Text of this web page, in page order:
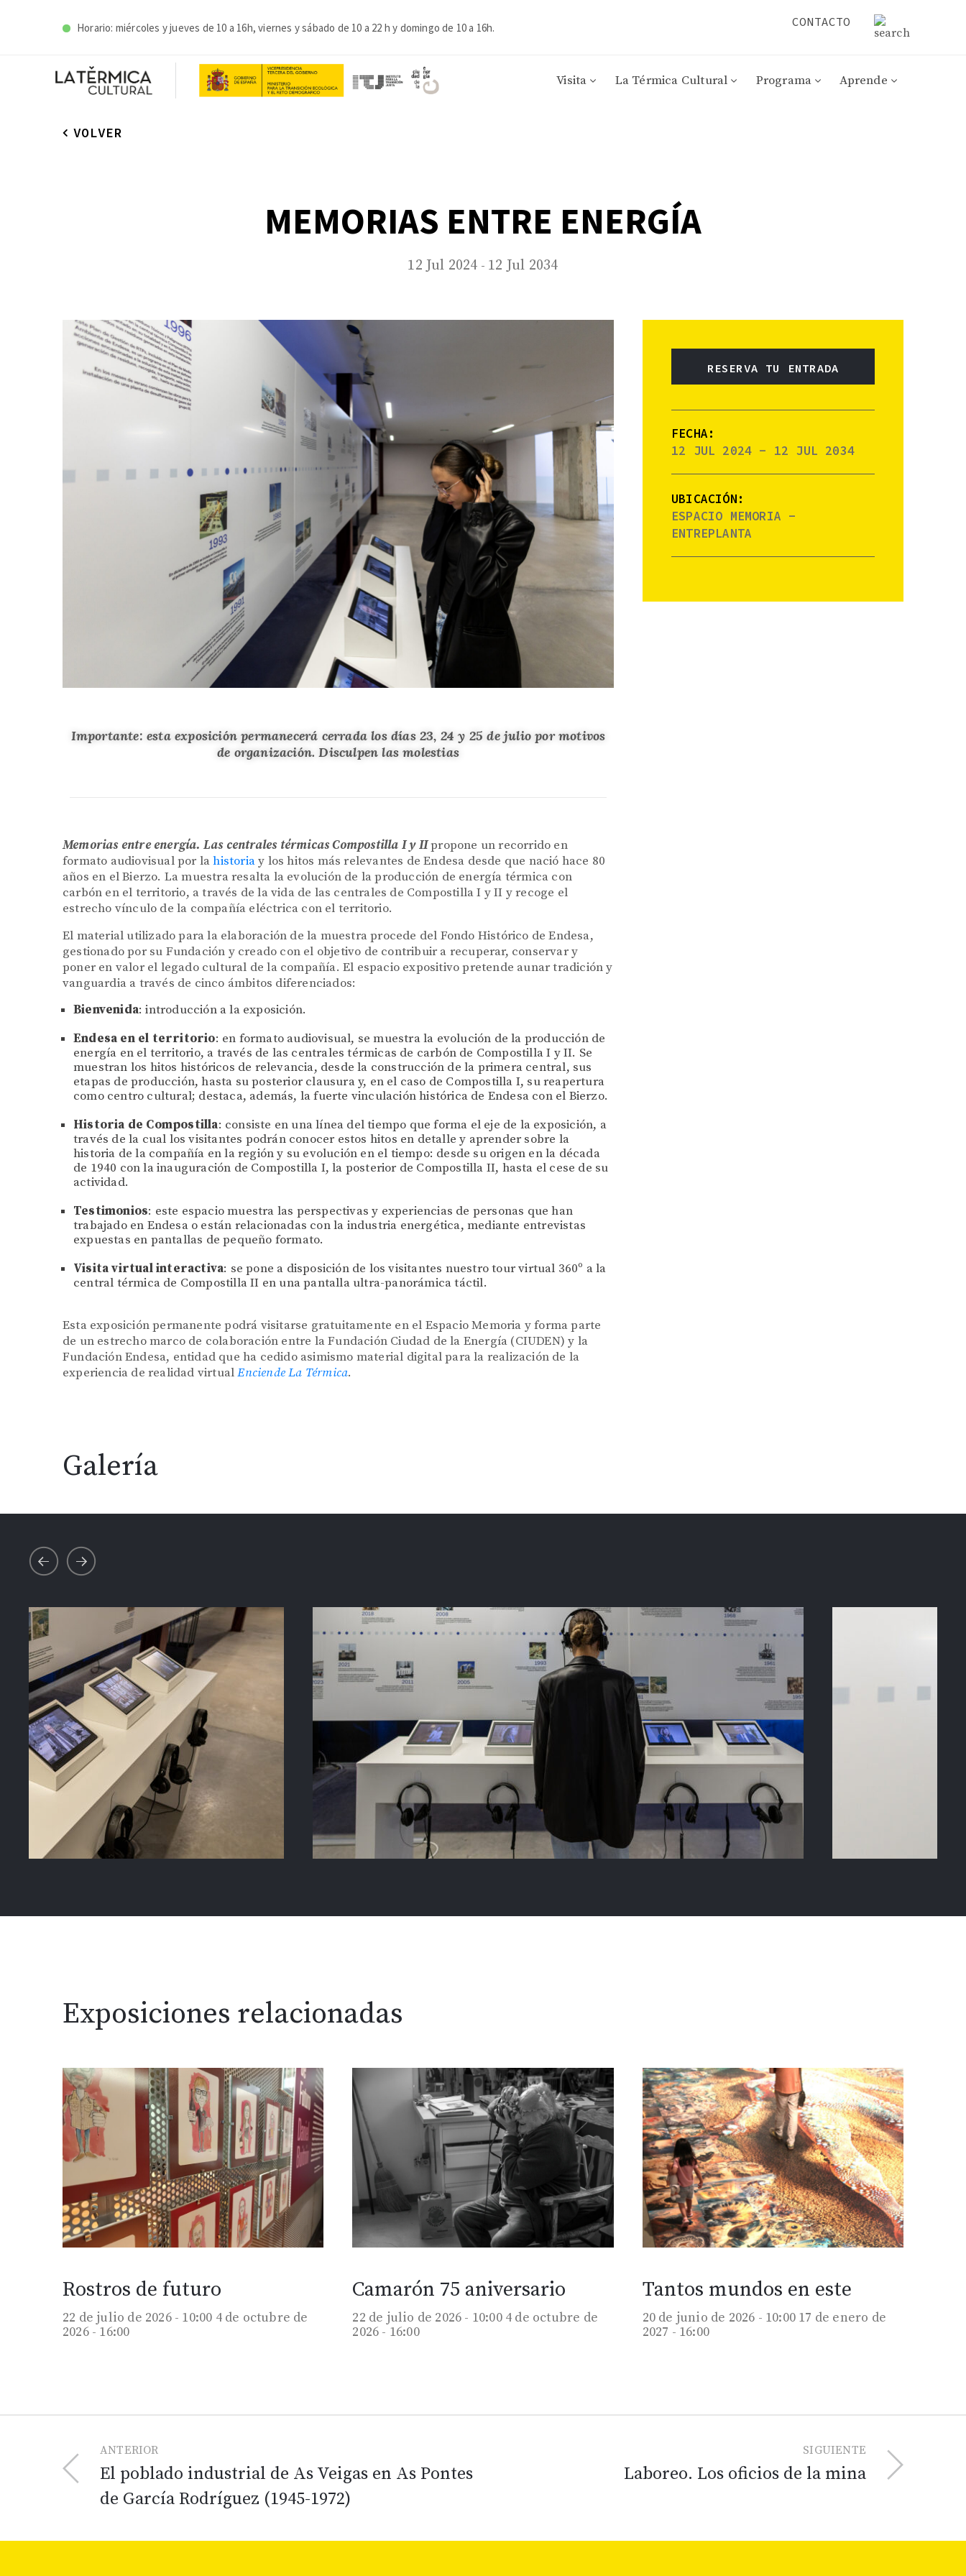
Horario: miércoles y jueves de 10 a 16h, viernes y sábado de 10 a 22 h y domingo de 10 a 16h. CONTACTO
Visita La Térmica Cultural Programa Aprende
VOLVER
MEMORIAS ENTRE ENERGÍA
12 Jul 2024 - 12 Jul 2034
Importante: esta exposición permanecerá cerrada los días 23, 24 y 25 de julio por motivos
de organización. Disculpen las molestias
Memorias entre energía. Las centrales térmicas Compostilla I y IIpropone un recorrido en
formato audiovisual por lahistoriay los hitos más relevantes de Endesa desde que nació hace 80
años en el Bierzo. La muestra resalta la evolución de la producción de energía térmica con
carbón en el territorio, a través de la vida de las centrales de Compostilla I y II y recoge el
estrecho vínculo de la compañía eléctrica con el territorio.
El material utilizado para la elaboración de la muestra procede del Fondo Histórico de Endesa,
gestionado por su Fundación y creado con el objetivo de contribuir a recuperar, conservar y
poner en valor el legado cultural de la compañía. El espacio expositivo pretende aunar tradición y
vanguardia a través de cinco ámbitos diferenciados:
Bienvenida: introducción a la exposición.
Endesa en el territorio: en formato audiovisual, se muestra la evolución de la producción de
energía en el territorio, a través de las centrales térmicas de carbón de Compostilla I y II. Se
muestran los hitos históricos de relevancia, desde la construcción de la primera central, sus
etapas de producción, hasta su posterior clausura y, en el caso de Compostilla I, su reapertura
como centro cultural; destaca, además, la fuerte vinculación histórica de Endesa con el Bierzo.
Historia de Compostilla: consiste en una línea del tiempo que forma el eje de la exposición, a
través de la cual los visitantes podrán conocer estos hitos en detalle y aprender sobre la
historia de la compañía en la región y su evolución en el tiempo: desde su origen en la década
de 1940 con la inauguración de Compostilla I, la posterior de Compostilla II, hasta el cese de su
actividad.
Testimonios: este espacio muestra las perspectivas y experiencias de personas que han
trabajado en Endesa o están relacionadas con la industria energética, mediante entrevistas
expuestas en pantallas de pequeño formato.
Visita virtual interactiva: se pone a disposición de los visitantes nuestro tour virtual 360º a la
central térmica de Compostilla II en una pantalla ultra-panorámica táctil.
Esta exposición permanente podrá visitarse gratuitamente en el Espacio Memoria y forma parte
de un estrecho marco de colaboración entre la Fundación Ciudad de la Energía (CIUDEN) y la
Fundación Endesa, entidad que ha cedido asimismo material digital para la realización de la
experiencia de realidad virtualEnciende La Térmica.
RESERVA TU ENTRADA
FECHA:
12 JUL 2024 - 12 JUL 2034
UBICACIÓN:
ESPACIO MEMORIA -
ENTREPLANTA
Galería
Exposiciones relacionadas
Rostros de futuro
22 de julio de 2026 - 10:00 4 de octubre de
2026 - 16:00
Camarón 75 aniversario
22 de julio de 2026 - 10:00 4 de octubre de
2026 - 16:00
Tantos mundos en este
20 de junio de 2026 - 10:00 17 de enero de
2027 - 16:00
ANTERIOR
El poblado industrial de As Veigas en As Pontes
de García Rodríguez (1945-1972)
SIGUIENTE
Laboreo. Los oficios de la mina